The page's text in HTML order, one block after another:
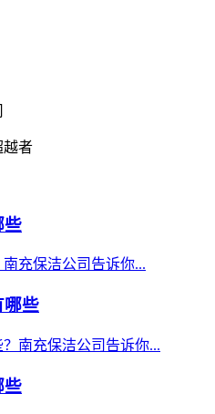
越者
些
充保洁公司告诉你...
哪些
南充保洁公司告诉你...
些